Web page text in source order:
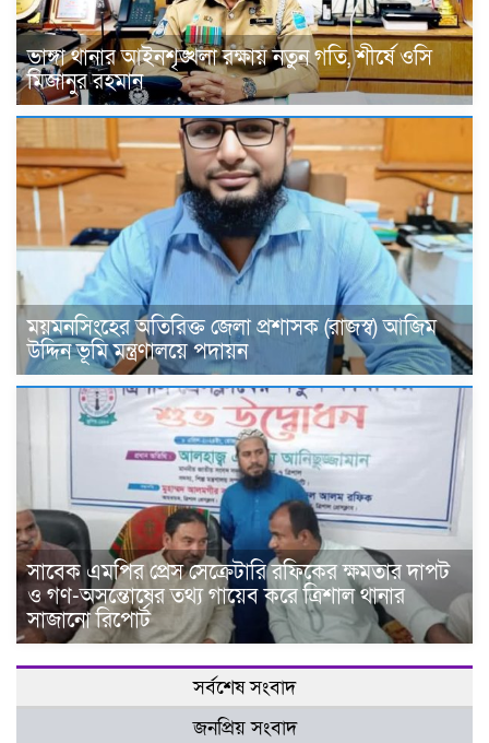
ভাঙ্গা থানার আইনশৃঙ্খলা রক্ষায় নতুন গতি, শীর্ষে ওসি
মিজানুর রহমান
ময়মনসিংহের অতিরিক্ত জেলা প্রশাসক (রাজস্ব) আজিম
উদ্দিন ভূমি মন্ত্রণালয়ে পদায়ন
সাবেক এমপির প্রেস সেক্রেটারি রফিকের ক্ষমতার দাপট
ও গণ-অসন্তোষের তথ্য গায়েব করে ত্রিশাল থানার
সাজানো রিপোর্ট
সর্বশেষ সংবাদ
জনপ্রিয় সংবাদ